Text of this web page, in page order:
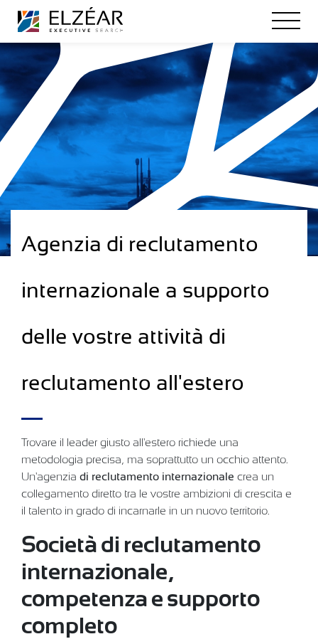
Agenzia di reclutamento
internazionale a supporto
delle vostre attività di
reclutamento all'estero
Trovare il leader giusto all'estero richiede una
metodologia precisa, ma soprattutto un occhio attento.
Un'agenzia di reclutamento internazionale crea un
collegamento diretto tra le vostre ambizioni di crescita e
il talento in grado di incarnarle in un nuovo territorio.
Società di reclutamento
internazionale,
competenza e supporto
completo